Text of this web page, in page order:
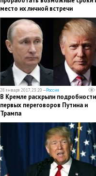
место их личной встречи
28 января 2017, 23:20 —Россия
В Кремле раскрыли подробности
первых переговоров Путина и
Трампа